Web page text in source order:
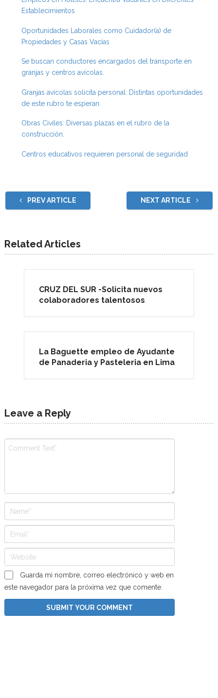
Establecimientos
Oportunidades Laborales como Cuidador(a) de
Propiedades y Casas Vacías
Se buscan conductores encargados del transporte en
granjas y centros avícolas.
Granjas avícolas solicita personal: Distintas oportunidades
de este rubro te esperan.
Obras Civiles: Diversas plazas en el rubro de la
construcción.
Centros educativos requieren personal de seguridad
PREV ARTICLE NEXT ARTICLE
Related Articles
CRUZ DEL SUR -Solicita nuevos
colaboradores talentosos
La Baguette empleo de Ayudante
de Panaderia y Pasteleria en Lima
Leave a Reply
Guarda mi nombre, correo electrónico y web en
este navegador para la próxima vez que comente.